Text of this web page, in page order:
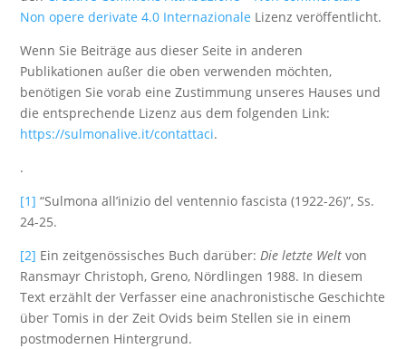
Non opere derivate 4.0 Internazionale Lizenz veröffentlicht.
Wenn Sie Beiträge aus dieser Seite in anderen
Publikationen außer die oben verwenden möchten,
benötigen Sie vorab eine Zustimmung unseres Hauses und
die entsprechende Lizenz aus dem folgenden Link:
https://sulmonalive.it/contattaci.
.
[1] “Sulmona all’inizio del ventennio fascista (1922-26)”, Ss.
24-25.
[2] Ein zeitgenössisches Buch darüber: Die letzte Welt von
Ransmayr Christoph, Greno, Nördlingen 1988. In diesem
Text erzählt der Verfasser eine anachronistische Geschichte
über Tomis in der Zeit Ovids beim Stellen sie in einem
postmodernen Hintergrund.